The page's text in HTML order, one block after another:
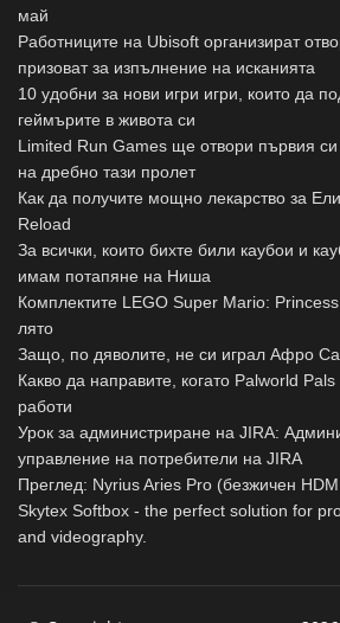
май
Работниците на Ubisoft организират
призоват за изпълнение на исканията
10 удобни за нови игри игри, които да
геймърите в живота си
Limited Run Games ще отвори първия си
на дребно тази пролет
Как да получите мощно лекарство за
Reload
За всички, които бихте били каубои и
имам потапяне на Ниша
Комплектите LEGO Super Mario:
лято
Защо, по дяволите, не си играл Афро
Какво да направите, когато Palworld
работи
Урок за администриране на JIRA:
управление на потребители на JIRA
Преглед: Nyrius Aries Pro (безжичен
Skytex Softbox - the perfect solution for
and videography.